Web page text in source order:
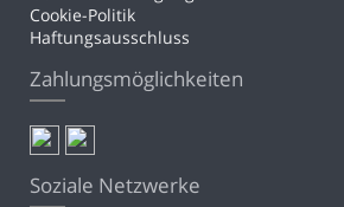
Cookie-Politik
Haftungsausschluss
Zahlungsmöglichkeiten
Soziale Netzwerke